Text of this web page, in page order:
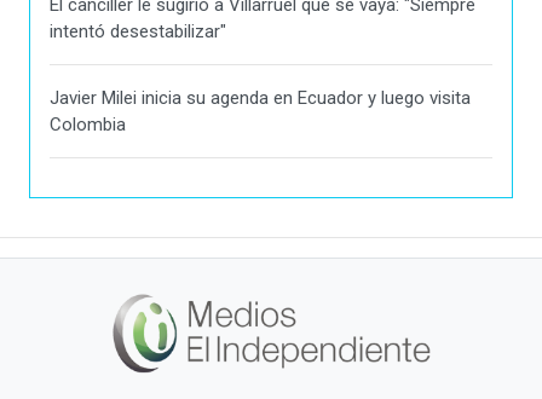
intentó desestabilizar"
Javier Milei inicia su agenda en Ecuador y luego visita
Colombia